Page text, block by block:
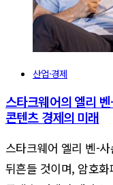
산업·경제
스타크웨어의 엘리
콘텐츠 경제의 미래
스타크웨어 엘리 벤-
뒤흔들 것이며, 암호